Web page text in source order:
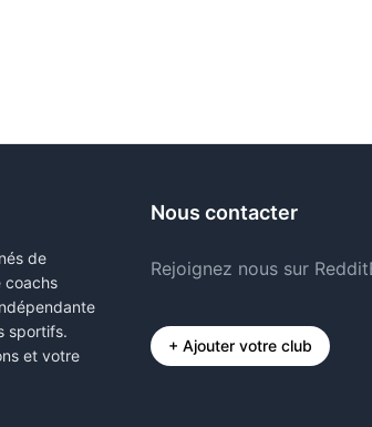
de
coachs
sportifs.
et votre
Nous contacter
Rejoignez nous sur Reddit
+ Ajouter votre club